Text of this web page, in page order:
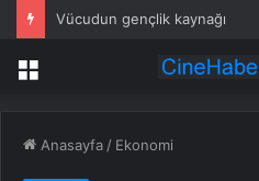
Vücudun gençlik kaynağı
Menü
Anasayfa / Ekonomi